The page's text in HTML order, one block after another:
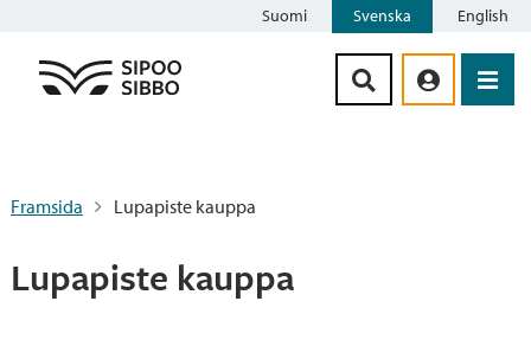
Suomi Svenska English
Framsida Lupapiste kauppa
Lupapiste kauppa